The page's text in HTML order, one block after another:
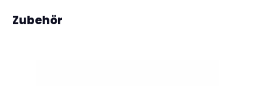
Produktgalerie überspringen
Zubehör